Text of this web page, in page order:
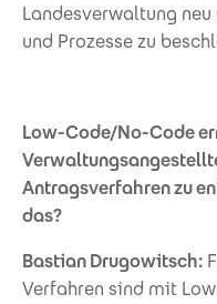
Landesverwaltung
und Prozesse zu
Low-Code/No-Code
Antragsverfahren zu
das?
Bastian Drugowitsch:
Verfahren sind mit